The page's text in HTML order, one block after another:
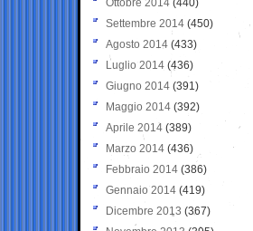
Ottobre 2014 (440)
Settembre 2014 (450)
Agosto 2014 (433)
Luglio 2014 (436)
Giugno 2014 (391)
Maggio 2014 (392)
Aprile 2014 (389)
Marzo 2014 (436)
Febbraio 2014 (386)
Gennaio 2014 (419)
Dicembre 2013 (367)